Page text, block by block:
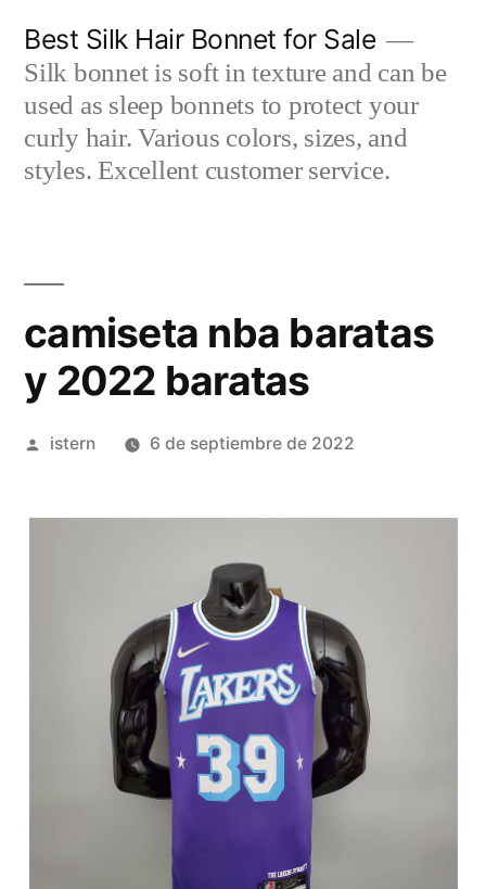
contenido
Best Silk Hair Bonnet for Sale
Silk bonnet is soft in texture and can be
used as sleep bonnets to protect your
curly hair. Various colors, sizes, and
styles. Excellent customer service.
camiseta nba baratas
y 2022 baratas
Publicado
istern 6 de septiembre de 2022